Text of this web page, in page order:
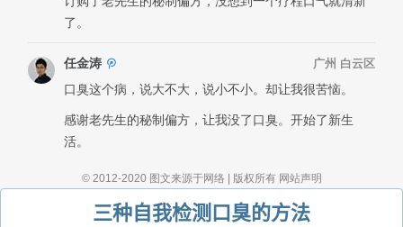
三种自我检测口臭的方法